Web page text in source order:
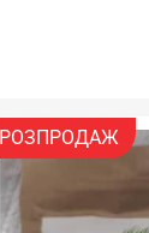
РОЗПРОДАЖ